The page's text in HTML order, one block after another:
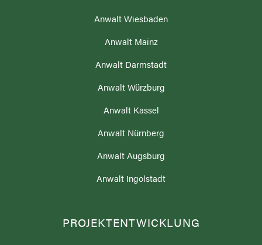
Anwalt Wiesbaden
Anwalt Mainz
Anwalt Darmstadt
Anwalt Würzburg
Anwalt Kassel
Anwalt Nürnberg
Anwalt Augsburg
Anwalt Ingolstadt
PROJEKTENTWICKLUNG